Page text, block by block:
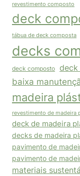
revestimento composto
deck
tábua de deck composta
decks
deck composto deck
baixa
madeira
revestimento de madeira
deck de madeira
decks de madeira
pavimento de
pavimento de
materiais